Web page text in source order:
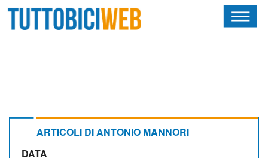
CALENDARIO
ARTICOLI DI ANTONIO MANNORI
DATA